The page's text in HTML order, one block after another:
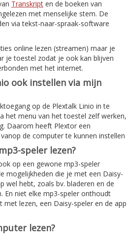
Transkript en de boeken van
met menselijke stem. De
via tekst-naar-spraak-software
online lezen (streamen) maar je
je toestel zodat je ook kan blijven
met het internet.
ook instellen via mijn
op de Plextalk Linio in te
het menu van het toestel zelf werken,
Daarom heeft Plextor een
de computer te kunnen instellen
speler lezen?
op een gewone mp3-speler
mogelijkheden die je met een Daisy-
wel hebt, zoals bv. bladeren en de
En niet elke mp3-speler onthoudt
lezen, een Daisy-speler en de app
lezen?